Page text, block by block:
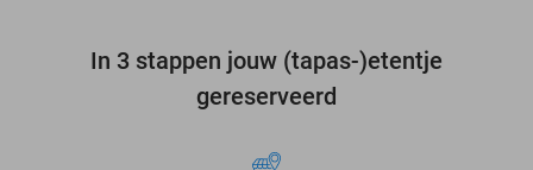
In 3 stappen jouw (tapas-)etentje
gereserveerd